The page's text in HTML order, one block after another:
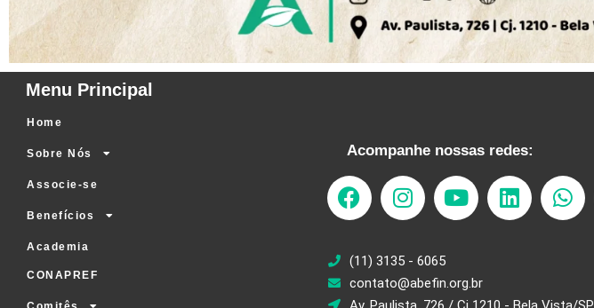
Menu Principal
Home
Sobre Nós
Associe-se
Benefícios
Academia
CONAPREF
Acompanhe nossas redes:
(11) 3135 - 6065
contato@abefin.org.br